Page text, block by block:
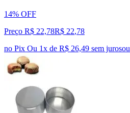
14% OFF
Preço R$ 22,78R$ 22,78
no Pix Ou 1x de R$ 26,49 sem jurosou